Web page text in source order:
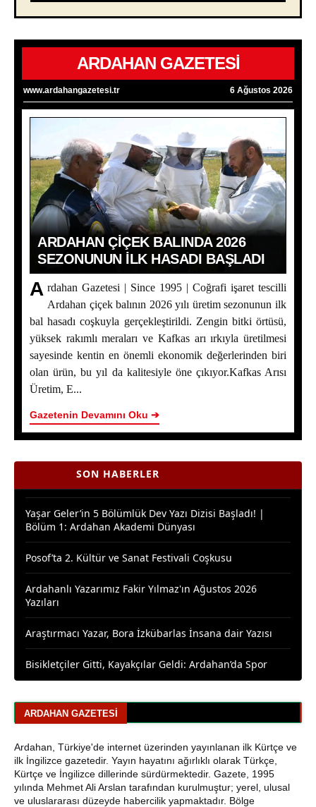
ARDAHAN GAZETESİ
www.ardahangazetesi.tr 6 Ağustos 2026
ARDAHAN ÇIÇEK BALINDA 2026
SEZONUNUN İLK HASADI BAŞLADI
A rdahan Gazetesi | Since 1995 | Coğrafi işaret tescilli
Ardahan çiçek balının 2026 yılı üretim sezonunun ilk
bal hasadı coşkuyla gerçekleştirildi. Zengin bitki örtüsü,
yüksek rakımlı meraları ve Kafkas arı ırkıyla üretilmesi
sayesinde kentin en önemli ekonomik değerlerinden biri
olan ürün, bu yıl da kalitesiyle öne çıkıyor.Kafkas Arısı
Üretim, E...
Gazetenin Devamını Oku ➔
SON HABERLER
Ardahan Çiçek Balında 2026 Sezonunun İlk Hasadı
Başladı
Yaşar Geler’in 5 Bölümlük Dev Yazı Dizisi Başladı! |
Bölüm 2 - Ardahan Kültür ve Turizm
Ardahan Çiçek Balı İçin AB Tescilinde Sona Doğru
Yaşar Geler’in 5 Bölümlük Dev Yazı Dizisi Başladı! |
Posof’ta 2. Kültür ve Sanat Festivali Coşkusu
Ardahanlı Yazarımız Fakir Yılmaz'ın Ağustos 2026
Araştırmacı Yazar, Bora İzkübarlas İnsana dair Yazısı
Bisikletçiler Gitti, Kayakçılar Geldi: Ardahan’da Spor
Plaka Duyurusu
Üyeleri CHP’den İstifa Etti
Yaşar Geler'den Bölge Analizi: Ardahan ve Kars'ta Son
Durum
ARDAHAN GAZETESI
Ardahan, Türkiye'de internet üzerinden yayınlanan ilk Kürtçe ve
ilk İngilizce gazetedir. Yayın hayatını ağırlıklı olarak Türkçe,
Kürtçe ve İngilizce dillerinde sürdürmektedir. Gazete, 1995
yılında Mehmet Ali Arslan tarafından kurulmuştur; yerel, ulusal
ve uluslararası düzeyde habercilik yapmaktadır. Bölge